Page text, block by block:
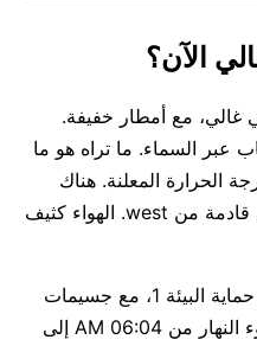
الآن؟
حرارة دافئة 26°م في غالي، مع أمطار خفيفة.
السماء. ما تراه هو ما
الحرارة المعلنة. هناك
رياح ملحوظة بسرعة 28 كم/س قادمة من west. الهواء كثيف
الهواء نقي اليوم — مؤشر وكالة حماية البيئة 1، مع جسيمات
PM2.5 منخفضة تبلغ 8. يمتد ضوء النهار من 06:04 AM إلى